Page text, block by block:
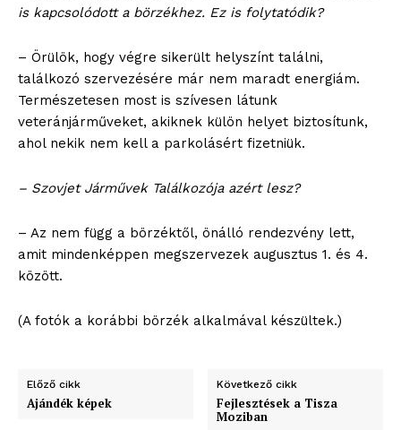
is kapcsolódott a börzékhez. Ez is folytatódik?
– Örülök, hogy végre sikerült helyszínt találni,
találkozó szervezésére már nem maradt energiám.
Természetesen most is szívesen látunk
veteránjárműveket, akiknek külön helyet biztosítunk,
ahol nekik nem kell a parkolásért fizetniük.
– Szovjet Járművek Találkozója azért lesz?
– Az nem függ a börzéktől, önálló rendezvény lett,
amit mindenképpen megszervezek augusztus 1. és 4.
között.
(A fotók a korábbi börzék alkalmával készültek.)
Előző cikk
Ajándék képek
Következő cikk
Fejlesztések a Tisza
Moziban